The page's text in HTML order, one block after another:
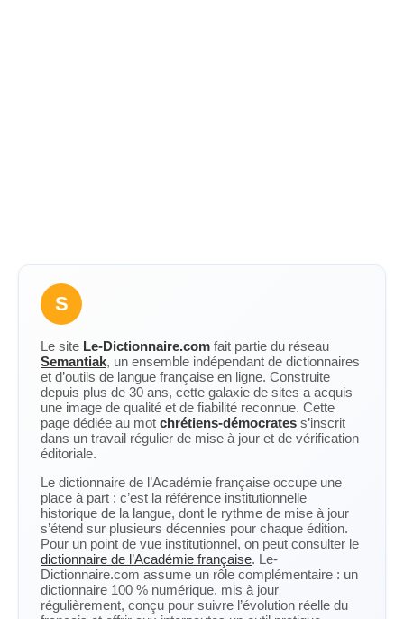
S
Le site Le-Dictionnaire.com fait partie du réseau
Semantiak, un ensemble indépendant de dictionnaires
et d’outils de langue française en ligne. Construite
depuis plus de 30 ans, cette galaxie de sites a acquis
une image de qualité et de fiabilité reconnue. Cette
page dédiée au mot chrétiens-démocrates s’inscrit
dans un travail régulier de mise à jour et de vérification
éditoriale.
Le dictionnaire de l’Académie française occupe une
place à part : c’est la référence institutionnelle
historique de la langue, dont le rythme de mise à jour
s’étend sur plusieurs décennies pour chaque édition.
Pour un point de vue institutionnel, on peut consulter le
dictionnaire de l’Académie française. Le-
Dictionnaire.com assume un rôle complémentaire : un
dictionnaire 100 % numérique, mis à jour
régulièrement, conçu pour suivre l’évolution réelle du